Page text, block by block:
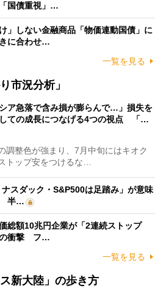
国債重視」…
」しない金融商品「物価連動国債」に
に合わせ…
一覧を見る
市況分析」
シア急落で含み損が膨らんで…」損失を
ての成長につなげる4つの視点 「…
整色が強まり、7月中旬にはキオク
トップ安をつけるな…
ナスダック・S&P500は足踏み」が意味
半…
総額10兆円企業が「2連続ストップ
の衝撃 フ…
一覧を見る
新大陸」の歩き方